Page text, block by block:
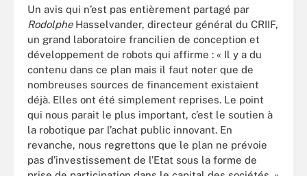
Un avis qui n’est pas entièrement partagé par
RodolpheHasselvander, directeur général du CRIIF,
un grand laboratoire francilien de conception et
développement de robots qui affirme : « Il y a du
contenu dans ce plan mais il faut noter que de
nombreuses sources de financement existaient
déjà. Elles ont été simplement reprises. Le point
qui nous parait le plus important, c’est le soutien à
la robotique par l’achat public innovant. En
revanche, nous regrettons que le plan ne prévoie
pas d’investissement de l’Etat sous la forme de